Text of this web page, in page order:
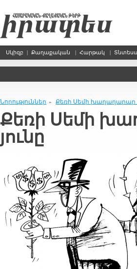
Սկիզբ | Քաղաքական | Հարթակ |
Նորություններ » Քե­ռի Սե­մի խա­ղա­ղա­րար
Քե­ռի Սե­մի
յու­նը